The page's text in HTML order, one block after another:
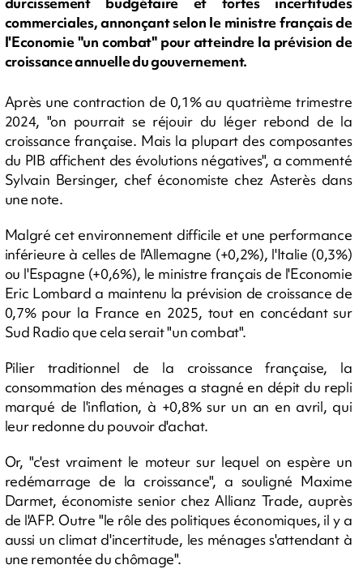
commerciales, annonçant selon le ministre français de
l'Economie "un combat" pour atteindre la prévision de
croissance annuelle du gouvernement.
Après une contraction de 0,1% au quatrième trimestre
2024, "on pourrait se réjouir du léger rebond de la
croissance française. Mais la plupart des composantes
du PIB affichent des évolutions négatives", a commenté
Sylvain Bersinger, chef économiste chez Asterès dans
une note.
Malgré cet environnement difficile et une performance
inférieure à celles de l'Allemagne (+0,2%), l'Italie (0,3%)
ou l'Espagne (+0,6%), le ministre français de l'Economie
Eric Lombard a maintenu la prévision de croissance de
0,7% pour la France en 2025, tout en concédant sur
Sud Radio que cela serait "un combat".
Pilier traditionnel de la croissance française, la
consommation des ménages a stagné en dépit du repli
marqué de l'inflation, à +0,8% sur un an en avril, qui
leur redonne du pouvoir d'achat.
Or, "c'est vraiment le moteur sur lequel on espère un
redémarrage de la croissance", a souligné Maxime
Darmet, économiste senior chez Allianz Trade, auprès
de l'AFP. Outre "le rôle des politiques économiques, il y a
aussi un climat d'incertitude, les ménages s'attendant à
une remontée du chômage".